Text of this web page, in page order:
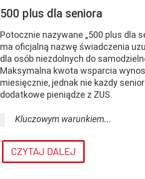
500 plus dla seniora
Potocznie nazywane „500 plus dla
ma oficjalną nazwę świadczenia
dla osób niezdolnych do
Maksymalna kwota wsparcia
miesięcznie, jednak nie każdy
dodatkowe pieniądze z ZUS.
Kluczowym warunkiem...
CZYTAJ DALEJ